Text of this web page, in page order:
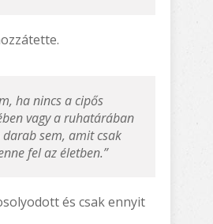
ha nincs a cipős
vagy a ruhatárában
darab sem, amit csak
fel az életben.”
és csak ennyit